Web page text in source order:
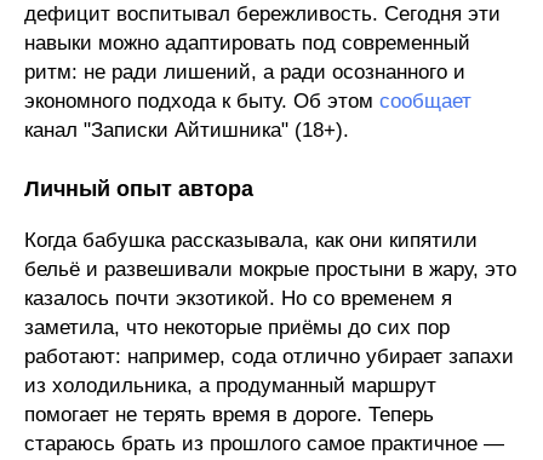
дефицит воспитывал бережливость. Сегодня эти
навыки можно адаптировать под современный
ритм: не ради лишений, а ради осознанного и
экономного подхода к быту. Об этом сообщает
канал "Записки Айтишника" (18+).
Личный опыт автора
Когда бабушка рассказывала, как они кипятили
бельё и развешивали мокрые простыни в жару, это
казалось почти экзотикой. Но со временем я
заметила, что некоторые приёмы до сих пор
работают: например, сода отлично убирает запахи
из холодильника, а продуманный маршрут
помогает не терять время в дороге. Теперь
стараюсь брать из прошлого самое практичное —